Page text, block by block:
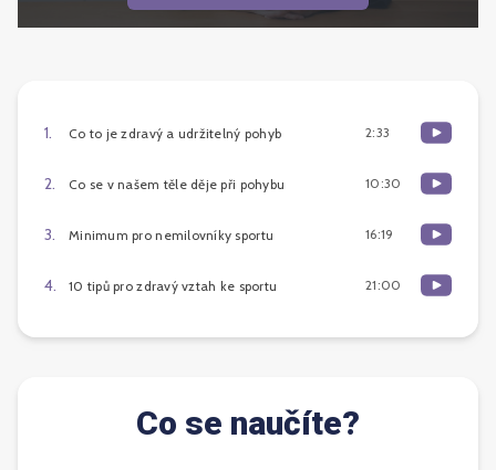
1. Co to je zdravý a udržitelný pohyb 2:33
2. Co se v našem těle děje při pohybu 10:30
3. Minimum pro nemilovníky sportu 16:19
4. 10 tipů pro zdravý vztah ke sportu 21:00
Co se naučíte?